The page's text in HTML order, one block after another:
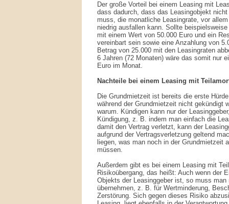
Der große Vorteil bei einem Leasing mit
dass dadurch, dass das Leasingobjekt
muss, die monatliche Leasingrate, vor
niedrig ausfallen kann. Sollte
mit einem Wert von 50.000 Euro und ein
vereinbart sein sowie eine Anzahlung von
Betrag von 25.000 mit den Leasingraten
6 Jahren (72 Monaten) wäre das somit nur
Euro im Monat.
Nachteile bei einem Leasing mit
Die Grundmietzeit ist bereits die erste
während der Grundmietzeit nicht gekündigt
warum. Kündigen kann nur der
Kündigung, z. B. indem man einfach die
damit den Vertrag verletzt, kann der
aufgrund der Vertragsverletzung geltend
liegen, was man noch in der Grundmietzeit
müssen.
Außerdem gibt es bei einem Leasing mit
Risikoübergang, das heißt: Auch wenn der
Objekts der Leasinggeber ist, so muss
übernehmen, z. B. für Wertminderung,
Zerstörung. Sich gegen dieses Risiko